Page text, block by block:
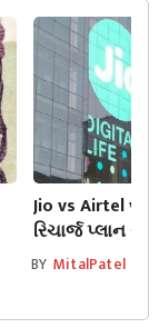
Jio vs Airtel vs
રિચાર્જ પ્લાન
અને સુવિધા
BY MitalPatel